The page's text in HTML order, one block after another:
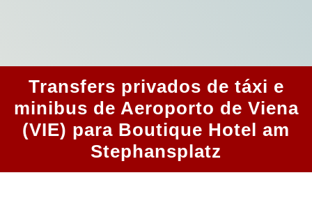
Transfers privados de táxi e
minibus de Aeroporto de Viena
(VIE) para Boutique Hotel am
Stephansplatz